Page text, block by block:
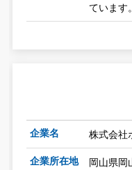
ています。
企業名
株式会社
企業所在地
岡山県岡